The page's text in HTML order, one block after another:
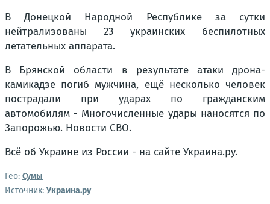
В Донецкой Народной Республике за сутки
нейтрализованы 23 украинских беспилотных
летательных аппарата.
В Брянской области в результате атаки дрона-
камикадзе погиб мужчина, ещё несколько человек
пострадали при ударах по гражданским
автомобилям - Многочисленные удары наносятся по
Запорожью. Новости СВО.
Всё об Украине из России - на сайте Украина.ру.
Гео: Сумы
Источник: Украина.ру